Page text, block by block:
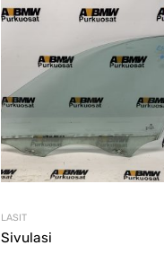
LASIT
Sivulasi